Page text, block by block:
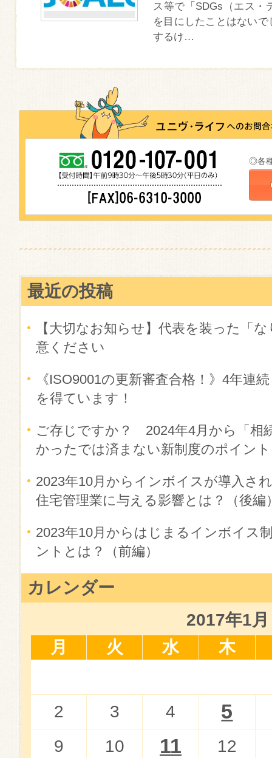
ス等で「SDGs（エス・
を目にしたことはない
するけ…
◎各
最近の投稿
【大切なお知らせ】代表を装った「
意ください
《ISO9001の更新審査合格！》4年連
を得ています！
ご存じですか？ 2024年4月から「相
かったでは済まない新制度のポイント
2023年10月からインボイスが導入さ
住宅管理業に与える影響とは？（後編
2023年10月からはじまるインボイス
ントとは？（前編）
カレンダー
2017年1月
月
火 水 木
2 3 4 5
9 10 11
12